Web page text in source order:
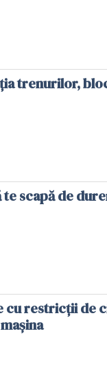
trenurilor,
scapă de
cu restricții de